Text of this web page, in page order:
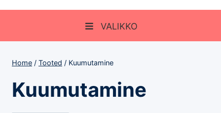
VALIKKO
Home / Tooted / Kuumutamine
Kuumutamine